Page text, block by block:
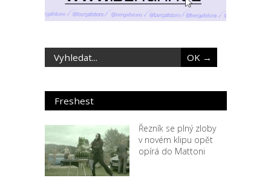
Freshest
Řezník se plný zloby
v novém klipu opět
opírá do Mattoni